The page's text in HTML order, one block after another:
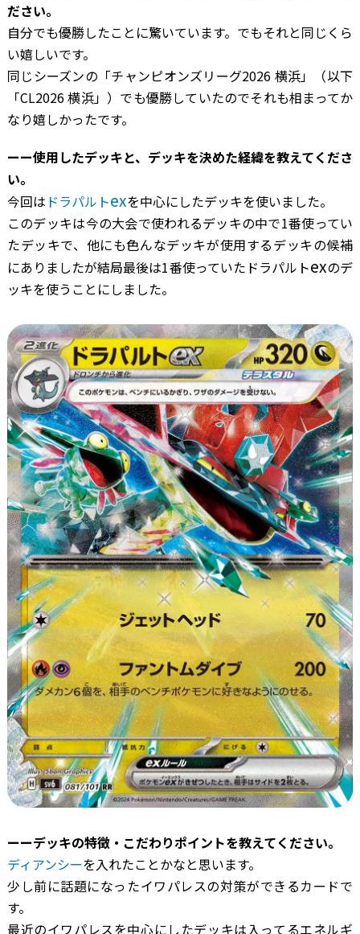
ださい。
自分でも優勝したことに驚いています。でもそれと同じくら
い嬉しいです。
同じシーズンの「チャンピオンズリーグ2026 横浜」（以下
「CL2026 横浜」）でも優勝していたのでそれも相まってか
なり嬉しかったです。
ーー使用したデッキと、デッキを決めた経緯を教えてくださ
い。
今回は ドラパルトexを中心にしたデッキを使いました。
このデッキは今の大会で使われるデッキの中で1番使ってい
たデッキで、他にも色んなデッキが使用するデッキの候補
にありましたが結局最後は1番使っていたドラパルトexのデ
ッキを使うことにしました。
ーーデッキの特徴・こだわりポイントを教えてください。
ディアンシーを入れたことかなと思います。
少し前に話題になったイワパレスの対策ができるカードで
す。
最近のイワパレスを中心にしたデッキは入ってるエネルギ